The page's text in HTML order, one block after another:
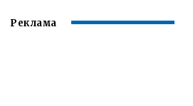
Реклама